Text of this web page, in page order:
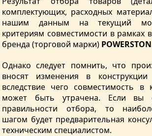
комплектующих, расходных
нашим данным на текущий
критериям совместимости в рамках
бренда (торговой марки) POWERSTON
Однако следует помнить, что
вносят изменения в
вследствие чего совместимость в
может быть утрачена. Если вы
правильности отбора, то
шагом будет предварительная
техническим специалистом.